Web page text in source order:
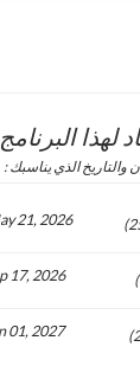
لهذا البرنامج
والتاريخ الذي يناسبك :
21, 2026
17, 2026
01, 2027